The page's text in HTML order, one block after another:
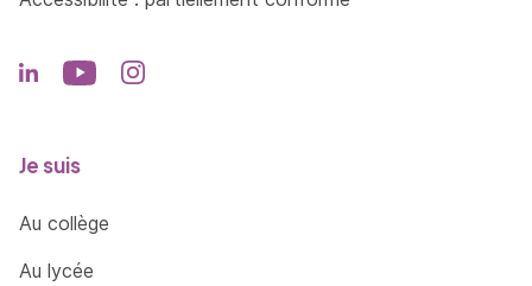
Je suis
Au collège
Au lycée